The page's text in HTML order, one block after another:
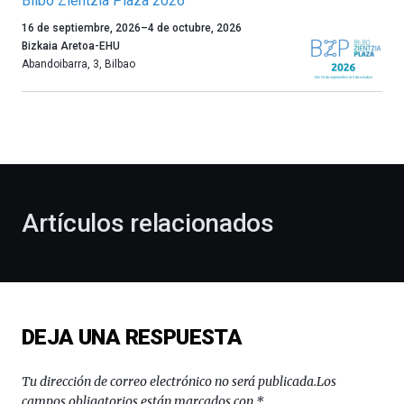
Un
año
más,
celebración
novena
Bilbo
(BZP),
16 de septiembre, 2026–4 de octubre, 2026
Bizkaia Aretoa-EHU
Abandoibarra, 3, Bilbao
Artículos relacionados
DEJA UNA RESPUESTA
Tu dirección de correo electrónico no será publicada.Los